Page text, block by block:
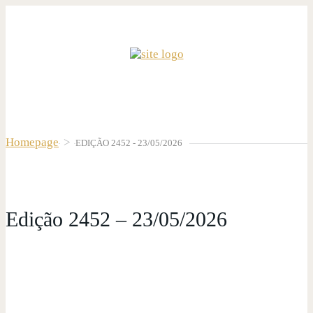
Homepage > EDIÇÃO 2452 - 23/05/2026
Edição 2452 – 23/05/2026